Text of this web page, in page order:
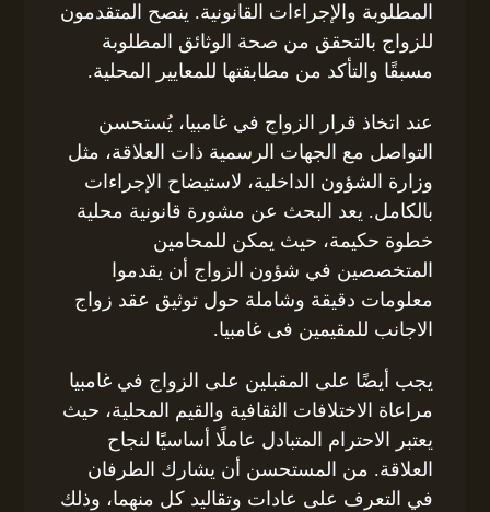
المطلوبة والإجراءات القانونية. ينصح المتقدمون
للزواج بالتحقق من صحة الوثائق المطلوبة
مسبقًا والتأكد من مطابقتها للمعايير المحلية.
عند اتخاذ قرار الزواج في غامبيا، يُستحسن
التواصل مع الجهات الرسمية ذات العلاقة، مثل
وزارة الشؤون الداخلية، لاستيضاح الإجراءات
بالكامل. يعد البحث عن مشورة قانونية محلية
خطوة حكيمة، حيث يمكن للمحامين
المتخصصين في شؤون الزواج أن يقدموا
معلومات دقيقة وشاملة حول توثيق عقد زواج
الاجانب للمقيمين فى غامبيا.
يجب أيضًا على المقبلين على الزواج في غامبيا
مراعاة الاختلافات الثقافية والقيم المحلية، حيث
يعتبر الاحترام المتبادل عاملًا أساسيًا لنجاح
العلاقة. من المستحسن أن يشارك الطرفان
في التعرف على عادات وتقاليد كل منهما، وذلك